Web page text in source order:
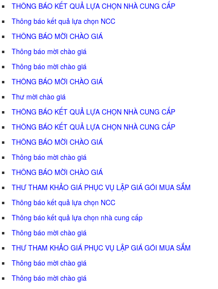
THÔNG BÁO KẾT QUẢ LỰA CHỌN NHÀ CUNG CẤP
Thông báo kết quả lựa chọn NCC
THÔNG BÁO MỜI CHÀO GIÁ
Thông báo mời chào giá
Thông báo mời chào giá
THÔNG BÁO MỜI CHÀO GIÁ
Thư mời chào giá
THÔNG BÁO KẾT QUẢ LỰA CHỌN NHÀ CUNG CẤP
THÔNG BÁO KẾT QUẢ LỰA CHỌN NHÀ CUNG CẤP
THÔNG BÁO MỜI CHÀO GIÁ
Thông báo mời chào giá
THÔNG BÁO MỜI CHÀO GIÁ
THƯ THAM KHẢO GIÁ PHỤC VỤ LẬP GIÁ GÓI MUA SẮM
Thông báo kết quả lựa chọn NCC
Thông báo kết quả lựa chọn nhà cung cấp
Thông báo mời chào giá
THƯ THAM KHẢO GIÁ PHỤC VỤ LẬP GIÁ GÓI MUA SẮM
Thông báo mời chào giá
Thông báo mời chào giá